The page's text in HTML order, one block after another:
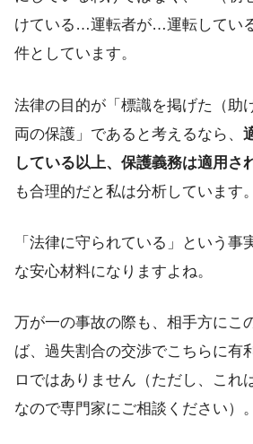
けている…運転者が…運転してい
件としています。
法律の目的が「標識を掲げた（助
両の保護」であると考えるなら、
している以上、保護義務は適用さ
も合理的だと私は分析しています。
「法律に守られている」という事
な安心材料になりますよね。
万が一の事故の際も、相手方にこ
ば、過失割合の交渉でこちらに有
ロではありません（ただし、これ
なので専門家にご相談ください）。